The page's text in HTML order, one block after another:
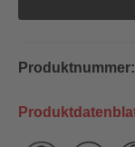
Produktnummer: